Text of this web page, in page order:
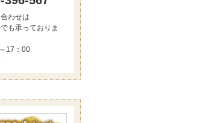
わせは
も承っておりま
17：00